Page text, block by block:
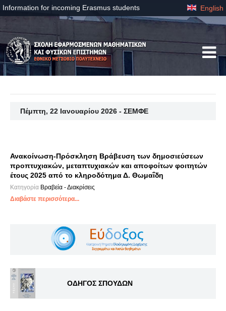
Information for incoming Erasmus students English
Πέμπτη, 22 Ιανουαρίου 2026 - ΣΕΜΦΕ
Ανακοίνωση-Πρόσκληση Βράβευση των δημοσιεύσεων
προπτυχιακών, μεταπτυχιακών και αποφοίτων φοιτητών
έτους 2025 από το κληροδότημα Δ. Θωμαΐδη
Κατηγορία Βραβεία - Διακρίσεις
Διαβάστε περισσότερα...
ΟΔΗΓΟΣ ΣΠΟΥΔΩΝ